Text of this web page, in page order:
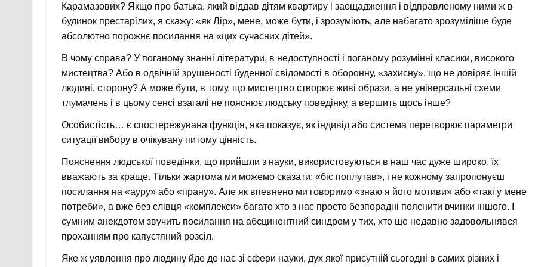
Карамазових? Якщо про батька, який віддав дітям квартиру і заощадження і відправленому ними ж в
будинок престарілих, я скажу: «як Лір», мене, може бути, і зрозуміють, але набагато зрозуміліше буде
абсолютно порожнє посилання на «цих сучасних дітей».
В чому справа? У поганому знанні літератури, в недоступності і поганому розумінні класики, високого
мистецтва? Або в одвічній зрушеності буденної свідомості в оборонну, «захисну», що не довіряє іншій
людині, сторону? А може бути, в тому, що мистецтво створює живі образи, а не універсальні схеми
тлумачень і в цьому сенсі взагалі не пояснює людську поведінку, а вершить щось інше?
Особистість… є спостережувана функція, яка показує, як індивід або система перетворює параметри
ситуації вибору в очікувану питому цінність.
Пояснення людської поведінки, що прийшли з науки, використовуються в наш час дуже широко, їх
вважають за краще. Тільки жартома ми можемо сказати: «біс поплутав», і не кожному запропонуєш
посилання на «ауру» або «прану». Але як впевнено ми говоримо «знаю я його мотиви» або «такі у мене
потреби», а вже без слівця «комплекси» багато хто з нас просто безпорадні пояснити вчинки іншого. І
сумним анекдотом звучить посилання на абсцинентний синдром у тих, хто ще недавно задовольнявся
проханням про капустяний розсіл.
Яке ж уявлення про людину йде до нас зі сфери науки, дух якої присутній сьогодні в самих різних і